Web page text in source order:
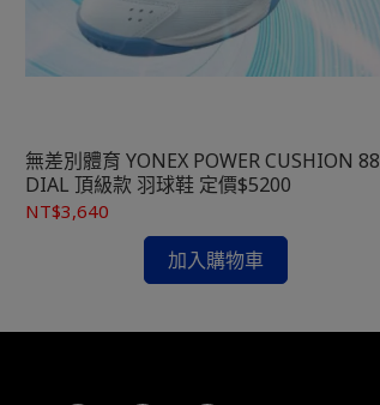
無差別體育 YONEX POWER CUSHION 88
DIAL 頂級款 羽球鞋 定價$5200
NT$3,640
加入購物車